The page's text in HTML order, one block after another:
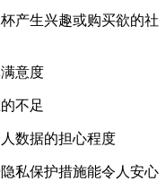
产生兴趣或购买欲的社
意度
不足
数据的担心程度
私保护措施能令人安心